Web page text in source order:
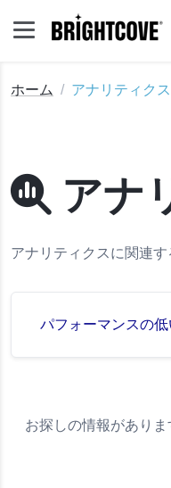
ホーム アナリティクス
アナ
アナリティクスに関連す
パフォーマンスの
お探しの情報がありま